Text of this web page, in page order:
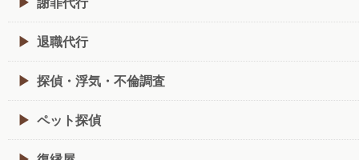
退職代行
探偵・浮気・不倫調査
ペット探偵